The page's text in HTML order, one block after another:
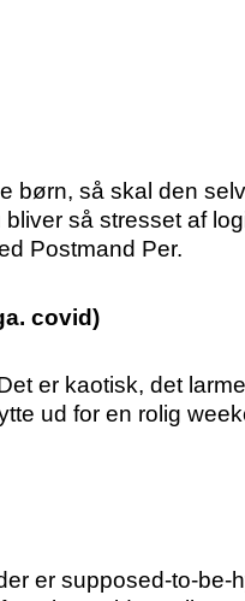
børn, så skal den
så stresset af
Postmand Per.
covid)
er kaotisk, det
ud for en rolig
er supposed-to-be-